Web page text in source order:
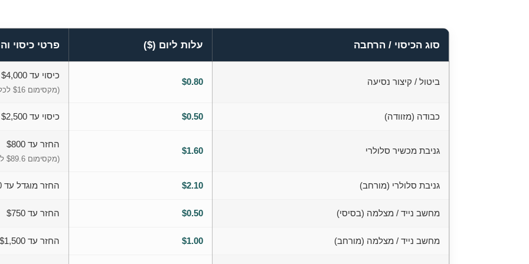
סוג הכיסוי / הרחבה עלות ליום ($) פרטי כיסוי
ביטול / קיצור נסיעה $0.80
כיסוי עד $4,000
(מקסימום $16 לכל התקופה)
כבודה (מזוודה) $0.50 כיסוי עד $2,500 לאובדן או איחור
גניבת מכשיר סלולרי $1.60
החזר עד $800
(מקסימום $89.6 לכל התקופה)
גניבת סלולרי (מורחב) $2.10 החזר מוגדל עד $1,600
מחשב נייד / מצלמה (בסיסי) $0.50 החזר עד $750
מחשב נייד / מצלמה (מורחב) $1.00 החזר עד $1,500